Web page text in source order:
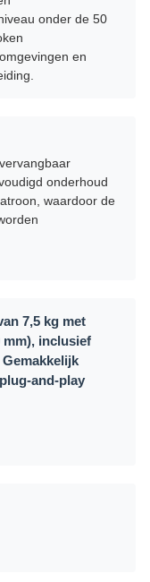
onder de 50
en
onderhoud
waardoor de
7,5 kg met
mm), inclusief
and-play